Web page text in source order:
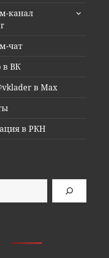
канал
раскрыть
чат
в ВК
в Max
в РКН